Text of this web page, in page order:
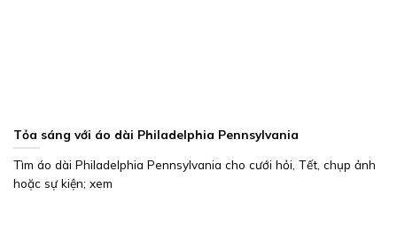
Tỏa sáng với áo dài Philadelphia Pennsylvania
Tìm áo dài Philadelphia Pennsylvania cho cưới hỏi, Tết, chụp ảnh
hoặc sự kiện; xem